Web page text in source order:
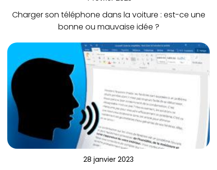
Charger son téléphone dans la voiture : est-ce une
bonne ou mauvaise idée ?
28 janvier 2023